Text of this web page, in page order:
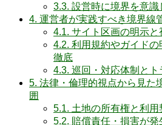
3.3. 設営時に境界を意識
4. 運営者が実践すべき境界線
4.1. サイト区画の明示と
4.2. 利用規約やガイド
徹底
4.3. 巡回・対応体制と
5. 法律・倫理的視点から見た
囲
5.1. 土地の所有権と利用
5.2. 賠償責任・損害が